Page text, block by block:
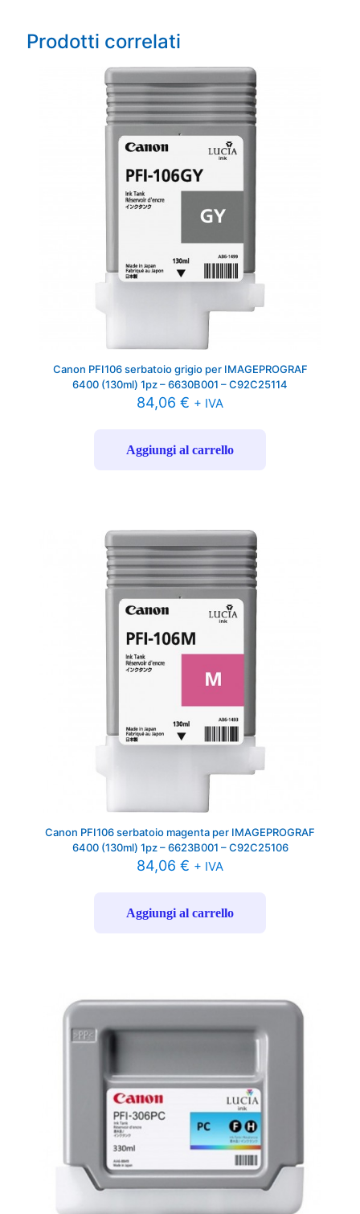
Prodotti correlati
Canon PFI106 serbatoio grigio per IMAGEPROGRAF
6400 (130ml) 1pz – 6630B001 – C92C25114
84,06 € + IVA
Aggiungi al carrello
Canon PFI106 serbatoio magenta per IMAGEPROGRAF
6400 (130ml) 1pz – 6623B001 – C92C25106
84,06 € + IVA
Aggiungi al carrello